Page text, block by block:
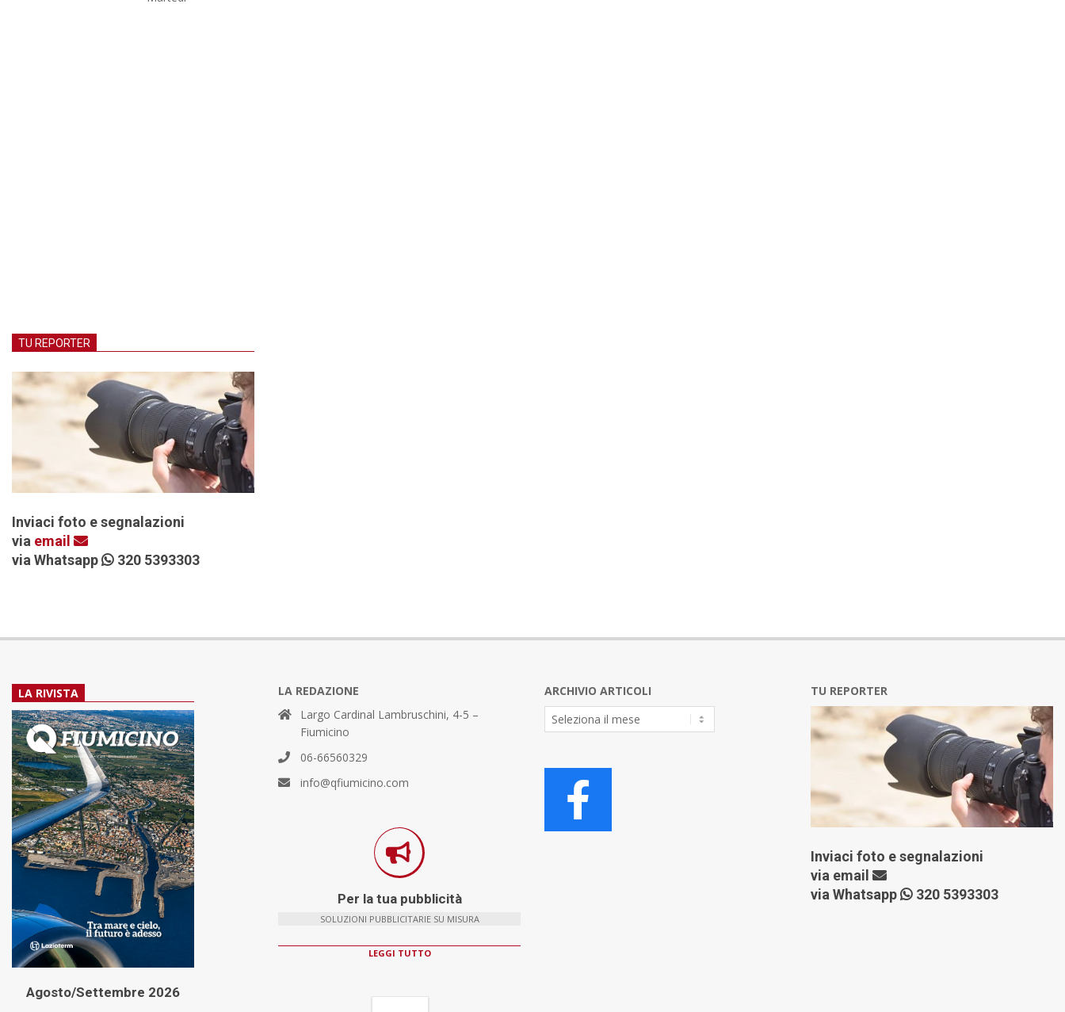
TU REPORTER
Inviaci foto e segnalazioni
via email
via Whatsapp
320 5393303
LA RIVISTA
Agosto/Settembre 2026
LA REDAZIONE
Largo Cardinal Lambruschini, 4-5 –
Fiumicino
06-66560329
info@qfiumicino.com
Per la tua pubblicità
SOLUZIONI PUBBLICITARIE SU MISURA
LEGGI TUTTO
ARCHIVIO ARTICOLI
Archivio
Articoli
TU REPORTER
Inviaci foto e segnalazioni
via email
via Whatsapp
320 5393303